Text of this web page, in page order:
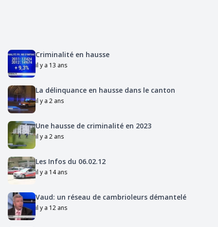
Criminalité en hausse
il y a 13 ans
La délinquance en hausse dans le canton
il y a 2 ans
Une hausse de criminalité en 2023
il y a 2 ans
Les Infos du 06.02.12
il y a 14 ans
Vaud: un réseau de cambrioleurs démantelé
il y a 12 ans